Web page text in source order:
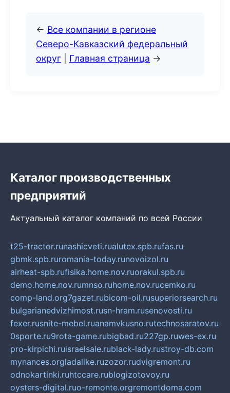
← Все компании в регионе
Северо-Кавказский федеральный
округ
Главная страница →
Каталог производственных
предприятий
Актуальный каталог компаний по всей России
t25-tractor.runashicveti.rualutex.spb.rufas.ru
gbmk.spb.ruromania-today.runovoizol.ru
airheat-spb.rufisika.home.nov.ruorakul.spb.ru
demo.home.nov.rumnso.ruhome.nov.rucemko.ru
comp-land.org7gazet.rubicom-oil.rusuperiorsearch.ru
bulgarianedvizhimost.rusn-hram.rusenovosti.ru
fexer.rusnite-mebel.ruanamvkusno.rutechnosaratov.ru
0sporte.ru9rota-game.rubigbad.ru227gp.ruwes-ex.ru
pro-kirpichi.ruisraelsale.rublack-lady.rustroy-db.com
mynances.orgladalike.ruzozor.rudvigremont.ru
odnokartinki.ruhtccare.rublogizotovoy.ru
oysters-digital.ruo-remonte.orgremontdoma.com